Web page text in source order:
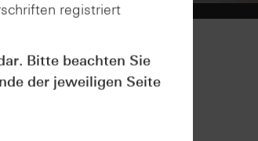
&
registriert
Bitte beachten Sie
der jeweiligen Seite